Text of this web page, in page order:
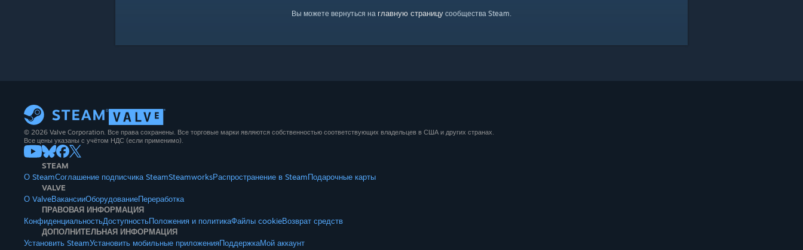
Вы можете вернуться на главную страницу сообщества Steam.
© 2026 Valve Corporation. Все права сохранены. Все торговые марки являются собственностью соответствующих владельцев в США и других странах.
Все цены указаны с учётом НДС (если применимо).
STEAM
О SteamСоглашение подписчика SteamSteamworksРаспространение в SteamПодарочные карты
VALVE
О ValveВакансииОборудованиеПереработка
ПРАВОВАЯ ИНФОРМАЦИЯ
КонфиденциальностьДоступностьПоложения и политикаФайлы cookieВозврат средств
ДОПОЛНИТЕЛЬНАЯ ИНФОРМАЦИЯ
Установить SteamУстановить мобильные приложенияПоддержкаМой аккаунт